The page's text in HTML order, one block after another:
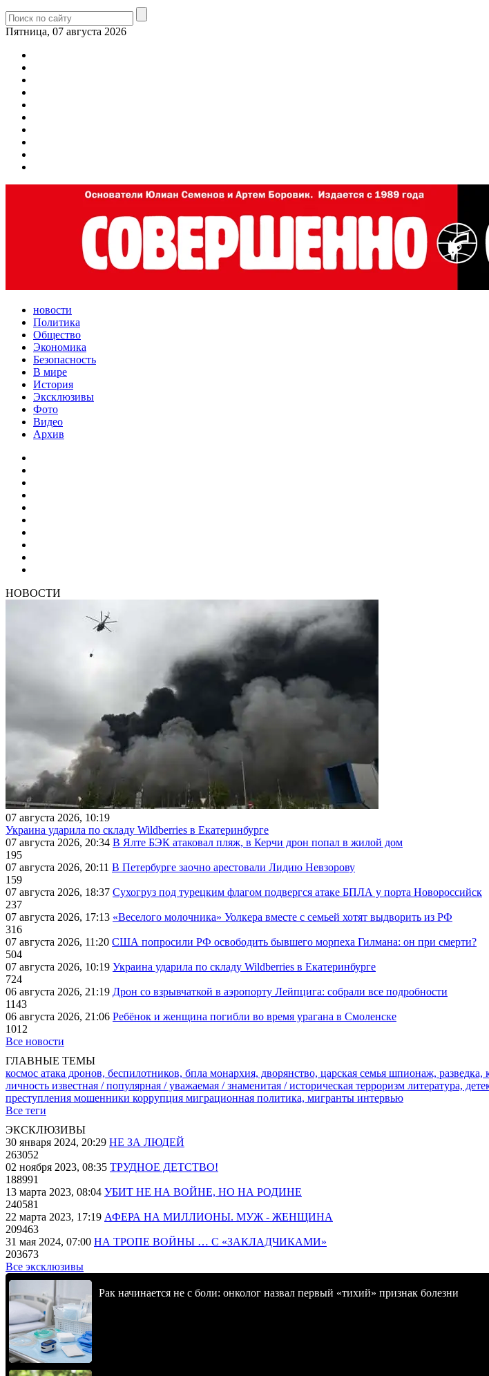
Пятница, 07 августа 2026
новости
Политика
Общество
Экономика
Безопасность
В мире
История
Эксклюзивы
Фото
Видео
Архив
НОВОСТИ
07 августа 2026, 10:19
Украина ударила по складу Wildberries в Екатеринбурге
07 августа 2026, 20:34 В Ялте БЭК атаковал пляж, в Керчи дрон попал в жилой дом
195
07 августа 2026, 20:11 В Петербурге заочно арестовали Лидию Невзорову
159
07 августа 2026, 18:37 Сухогруз под турецким флагом подвергся атаке БПЛА у порта Новороссийск
237
07 августа 2026, 17:13 «Веселого молочника» Уолкера вместе с семьей хотят выдворить из РФ
316
07 августа 2026, 11:20 США попросили РФ освободить бывшего морпеха Гилмана: он при смерти?
504
07 августа 2026, 10:19 Украина ударила по складу Wildberries в Екатеринбурге
724
06 августа 2026, 21:19 Дрон со взрывчаткой в аэропорту Лейпцига: собрали все подробности
1143
06 августа 2026, 21:06 Ребёнок и женщина погибли во время урагана в Смоленске
1012
Все новости
ГЛАВНЫЕ ТЕМЫ
космос атака дронов, беспилотников, бпла монархия, дворянство, царская семья шпионаж, разведка,
личность известная / популярная / уважаемая / знаменитая / историческая терроризм литература,
преступления мошенники коррупция миграционная политика, мигранты интервью
Все теги
ЭКСКЛЮЗИВЫ
30 января 2024, 20:29 НЕ ЗА ЛЮДЕЙ
263052
02 ноября 2023, 08:35 ТРУДНОЕ ДЕТСТВО!
188991
13 марта 2023, 08:04 УБИТ НЕ НА ВОЙНЕ, НО НА РОДИНЕ
240581
22 марта 2023, 17:19 АФЕРА НА МИЛЛИОНЫ. МУЖ - ЖЕНЩИНА
209463
31 мая 2024, 07:00 НА ТРОПЕ ВОЙНЫ … С «ЗАКЛАДЧИКАМИ»
203673
Все эксклюзивы
Рак начинается не с боли: онколог назвал первый «тихий» признак болезни